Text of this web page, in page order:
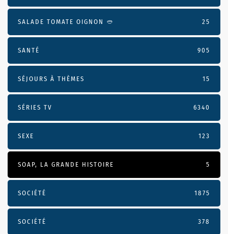
SALADE TOMATE OIGNON 🥙 25
SANTÉ 905
SÉJOURS À THÈMES 15
SÉRIES TV 6340
SEXE 123
SOAP, LA GRANDE HISTOIRE 5
SOCIÉTÉ 1875
SOCIÉTÉ 378